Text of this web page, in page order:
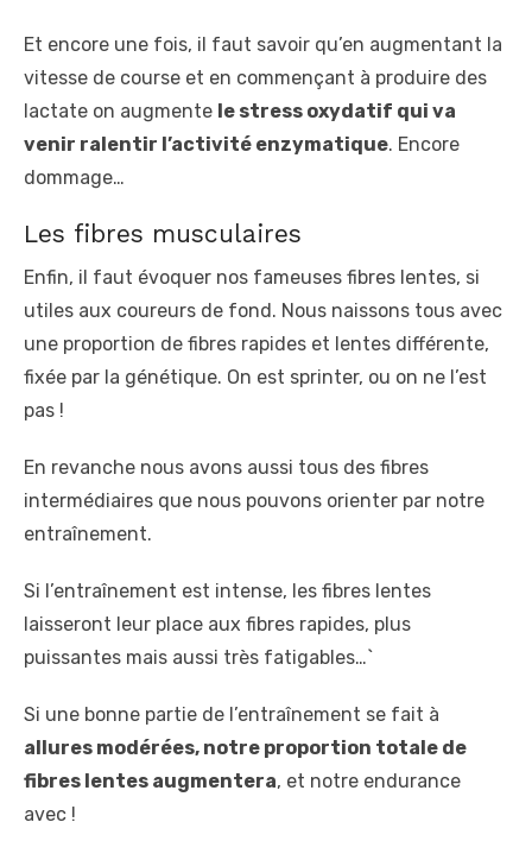
Et encore une fois, il faut savoir qu’en augmentant la
vitesse de course et en commençant à produire des
lactate on augmente le stress oxydatif qui va
venir ralentir l’activité enzymatique. Encore
dommage…
Les fibres musculaires
Enfin, il faut évoquer nos fameuses fibres lentes, si
utiles aux coureurs de fond. Nous naissons tous avec
une proportion de fibres rapides et lentes différente,
fixée par la génétique. On est sprinter, ou on ne l’est
pas !
En revanche nous avons aussi tous des fibres
intermédiaires que nous pouvons orienter par notre
entraînement.
Si l’entraînement est intense, les fibres lentes
laisseront leur place aux fibres rapides, plus
puissantes mais aussi très fatigables…`
Si une bonne partie de l’entraînement se fait à
allures modérées, notre proportion totale de
fibres lentes augmentera, et notre endurance
avec !